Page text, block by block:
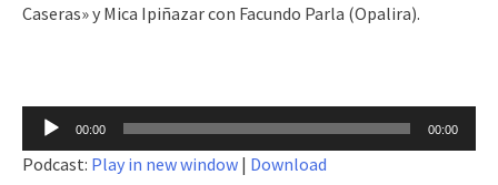
Caseras» y Mica Ipiñazar con Facundo Parla (Opalira).
Reproductor
de
audio
00:00 00:00
Podcast: Play in new window | Download